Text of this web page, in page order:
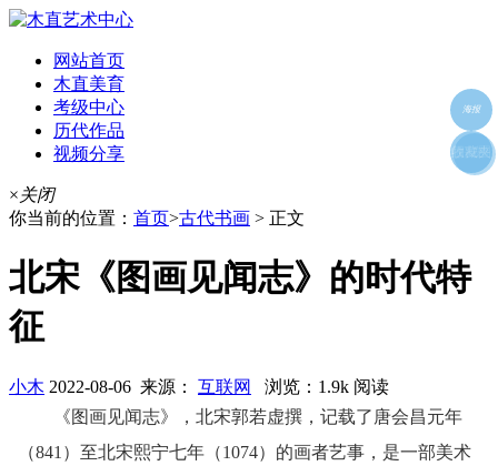
网站首页
木直美育
考级中心
历代作品
视频分享
×关闭
你当前的位置： 首页>古代书画 > 正文
北宋《图画见闻志》的时代特
征
小木 2022-08-06 来源： 互联网
浏览：1.9k 阅读
《图画见闻志》，北宋郭若虚撰，记载了唐会昌元年
（841）至北宋熙宁七年（1074）的画者艺事，是一部美术
海报
好友
朋友圈
收藏夹